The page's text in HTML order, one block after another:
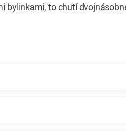
bylinkami, to chutí